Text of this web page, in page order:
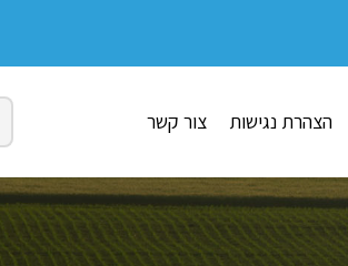
הצהרת נגישות צור קשר